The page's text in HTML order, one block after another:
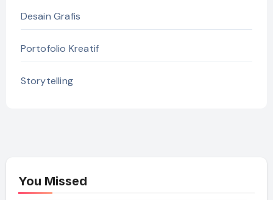
Desain Grafis
Portofolio Kreatif
Storytelling
You Missed